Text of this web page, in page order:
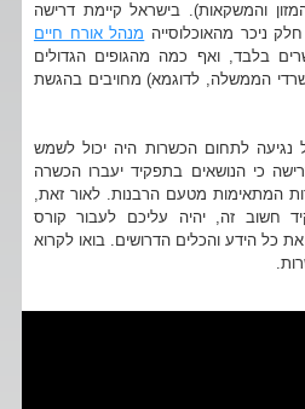
והמשקאות). בישראל קיימת דרישה
ניכר מהאוכלוסייה מנהל אורח חיים
בלבד, ואף כמה מהגופים הגדולים
הממשלה, לדוגמא) מחויבים בהגשת
לתחום הכשרות היה יכול לשמש
כי הנושאים בתפקיד יעברו הכשרה
המתאימות מטעם הרבנות. לאור זאת,
חשוב זה, יהיה עליכם לעבור קורס
כל הידע והכלים הדרושים. בואו לקרוא